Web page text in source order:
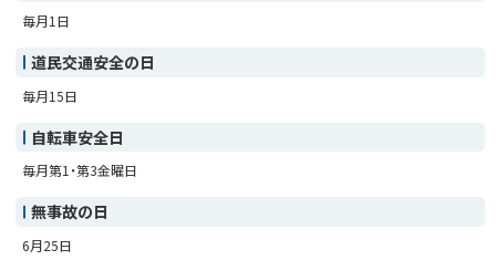
毎月1日
道民交通安全の日
毎月15日
自転車安全日
毎月第1・第3金曜日
無事故の日
6月25日